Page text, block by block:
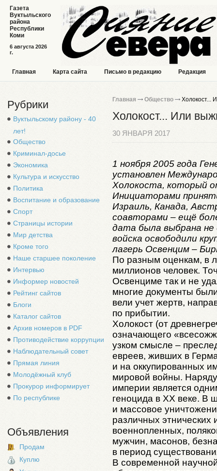
6 августа 2026
г.
Газета
Вуктыльского
района
Республики
Коми
Главная Карта сайта Письмо в редакцию Редакция
Рубрики
Вуктыльскому району - 40
лет!
Общество
Криминал-досье
Экономика
Культура и искусство
Политика
Воспитание и образование
Спорт
Страницы истории
Мир детства
Кроме того
Наше старшее поколение
Интервью
Информер новостей
Рейтинг сайтов
Блоги
Каталог сайтов
Архив номеров в PDF
Противодействие коррупции
Наблюдательный совет
Прямая линия
Молодёжный клуб
Прокурор информирует
По республике
Объявления
Продам
Куплю
Главная Общество Холокост...
Холокост... Или
30 ЯНВАРЯ 2017
1 ноября 2005 года
установлен
Холокоста, который
Инициаторами
Израиль, Канада,
соавторами – ещё
дата была выбрана не
войска освободили
лагерь Освенцим –
По разным оценкам, в
миллионов человек.
Освенциме так и не
многие документы
вели учет жертв,
по прибытии.
Холокост (от
означающего
узком смысле –
евреев, живших в
и на оккупированных
мировой войны.
империи является
геноцида в XX веке. В
и массовое
различных этнических
военнопленных,
мужчин, масонов,
в период
В современной